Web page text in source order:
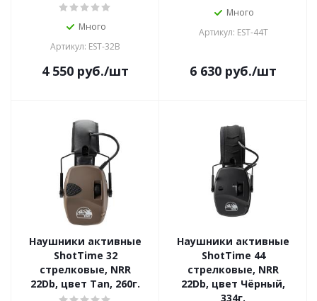
Много
Артикул: EST-32B
4 550 руб./шт
Много
Артикул: EST-44T
6 630 руб./шт
Наушники активные
ShotTime 32
стрелковые, NRR
22Db, цвет Tan, 260г.
Наушники активные
ShotTime 44
стрелковые, NRR
22Db, цвет Чёрный,
334г.